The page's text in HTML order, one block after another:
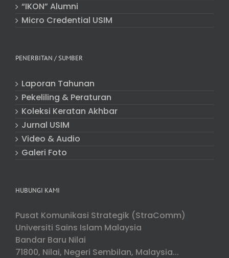
“IKON” Alumni
Micro Credential USIM
PENERBITAN / SUMBER
Laporan Tahunan
Pekeliling & Peraturan
Koleksi Keratan Akhbar
Jurnal USIM
Video & Audio
Galeri Foto
HUBUNGI KAMI
Pusat Komunikasi Strategik (StraComm)
Universiti Sains Islam Malaysia
Bandar Baru Nilai
71800, Nilai, Negeri Sembilan, Malaysia...